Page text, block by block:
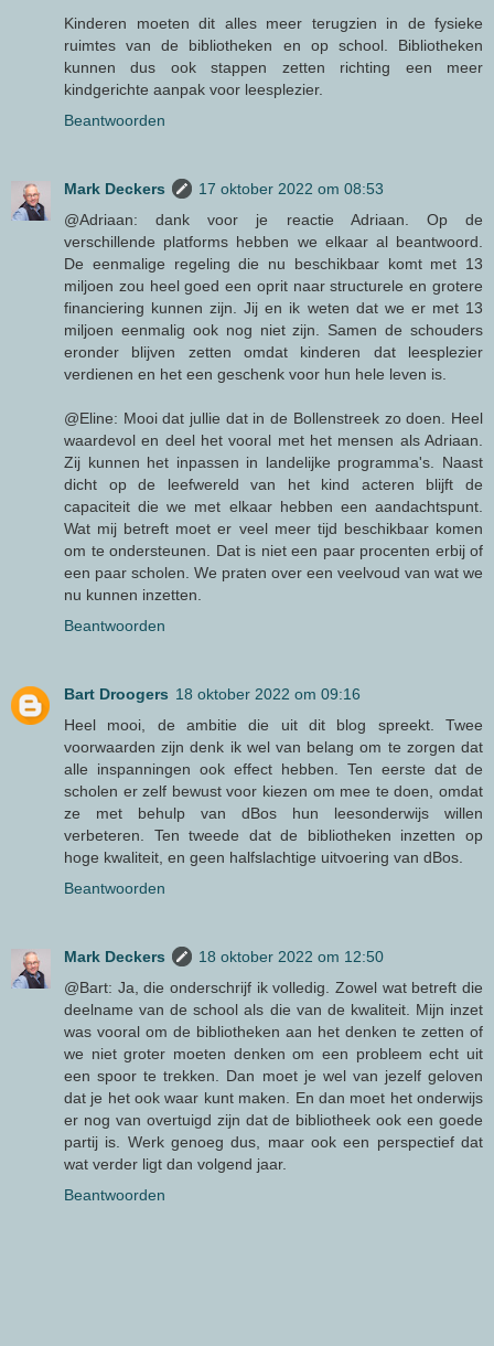
Kinderen moeten dit alles meer terugzien in de fysieke
ruimtes van de bibliotheken en op school. Bibliotheken
kunnen dus ook stappen zetten richting een meer
kindgerichte aanpak voor leesplezier.
Beantwoorden
Mark Deckers
17 oktober 2022 om 08:53
@Adriaan: dank voor je reactie Adriaan. Op de
verschillende platforms hebben we elkaar al beantwoord.
De eenmalige regeling die nu beschikbaar komt met 13
miljoen zou heel goed een oprit naar structurele en grotere
financiering kunnen zijn. Jij en ik weten dat we er met 13
miljoen eenmalig ook nog niet zijn. Samen de schouders
eronder blijven zetten omdat kinderen dat leesplezier
verdienen en het een geschenk voor hun hele leven is.
@Eline: Mooi dat jullie dat in de Bollenstreek zo doen. Heel
waardevol en deel het vooral met het mensen als Adriaan.
Zij kunnen het inpassen in landelijke programma's. Naast
dicht op de leefwereld van het kind acteren blijft de
capaciteit die we met elkaar hebben een aandachtspunt.
Wat mij betreft moet er veel meer tijd beschikbaar komen
om te ondersteunen. Dat is niet een paar procenten erbij of
een paar scholen. We praten over een veelvoud van wat we
nu kunnen inzetten.
Beantwoorden
Bart Droogers 18 oktober 2022 om 09:16
Heel mooi, de ambitie die uit dit blog spreekt. Twee
voorwaarden zijn denk ik wel van belang om te zorgen dat
alle inspanningen ook effect hebben. Ten eerste dat de
scholen er zelf bewust voor kiezen om mee te doen, omdat
ze met behulp van dBos hun leesonderwijs willen
verbeteren. Ten tweede dat de bibliotheken inzetten op
hoge kwaliteit, en geen halfslachtige uitvoering van dBos.
Beantwoorden
Mark Deckers
18 oktober 2022 om 12:50
@Bart: Ja, die onderschrijf ik volledig. Zowel wat betreft die
deelname van de school als die van de kwaliteit. Mijn inzet
was vooral om de bibliotheken aan het denken te zetten of
we niet groter moeten denken om een probleem echt uit
een spoor te trekken. Dan moet je wel van jezelf geloven
dat je het ook waar kunt maken. En dan moet het onderwijs
er nog van overtuigd zijn dat de bibliotheek ook een goede
partij is. Werk genoeg dus, maar ook een perspectief dat
wat verder ligt dan volgend jaar.
Beantwoorden